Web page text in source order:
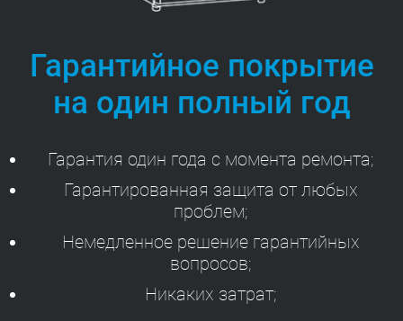
Гарантийное покрытие
на один полный год
Гарантия один года с момента ремонта;
Гарантированная защита от любых
проблем;
Немедленное решение гарантийных
вопросов;
Никаких затрат;